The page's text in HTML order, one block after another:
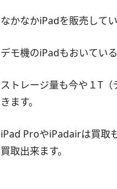
なかなかiPadを販売して
デモ機のiPadもおいてい
ストレージ量も今や１T
きます。
iPad ProやiPadairは買取
買取出来ます。